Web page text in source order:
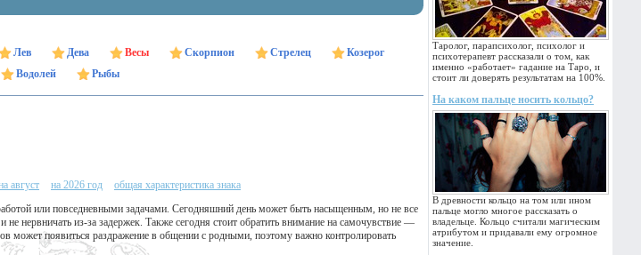
Таролог, парапсихолог, психолог и
психотерапевт рассказали о том, как
именно «работает» гадание на Таро, и
стоит ли доверять результатам на 100%.
На каком пальце носить кольцо?
В древности кольцо на том или ином
пальце могло многое рассказать о
владельце. Кольцо считали магическим
атрибутом и придавали ему огромное
значение.
Лев Дева Весы Скорпион Стрелец
Козерог
Водолей
Рыбы
август на 2026 год
общая характеристика знака
или повседневными задачами. Сегодняшний день может быть насыщенным, но не все
не нервничать из-за задержек. Также сегодня стоит обратить внимание на самочувствие —
может появиться раздражение в общении с родными, поэтому важно контролировать